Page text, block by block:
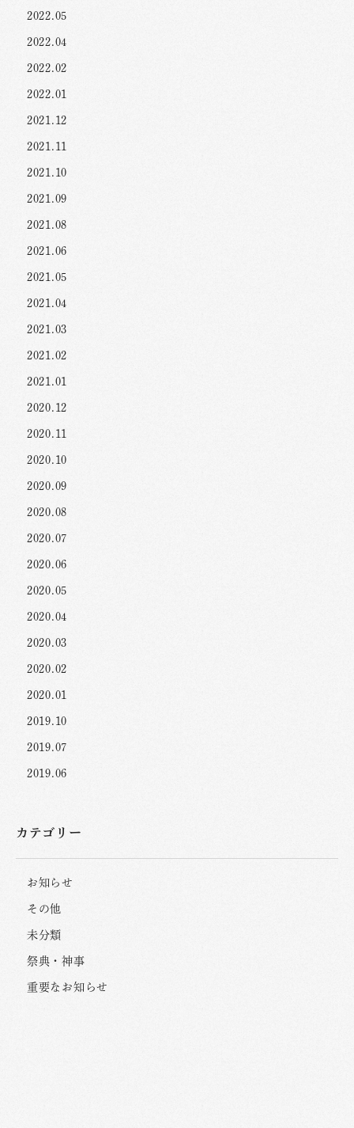
2022.05
2022.04
2022.02
2022.01
2021.12
2021.11
2021.10
2021.09
2021.08
2021.06
2021.05
2021.04
2021.03
2021.02
2021.01
2020.12
2020.11
2020.10
2020.09
2020.08
2020.07
2020.06
2020.05
2020.04
2020.03
2020.02
2020.01
2019.10
2019.07
2019.06
カテゴリー
お知らせ
その他
未分類
祭典・神事
重要なお知らせ